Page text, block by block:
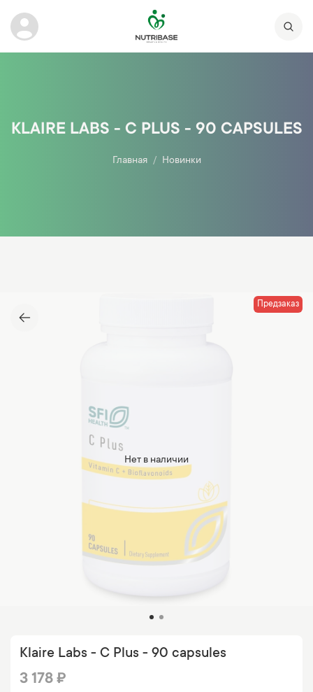
KLAIRE LABS - C PLUS - 90 CAPSULES
Главная Новинки
Нет в наличии
Предзаказ
Klaire Labs - C Plus - 90 capsules
3 178 ₽